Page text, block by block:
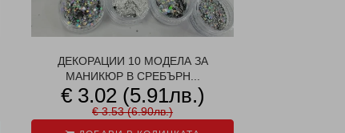
ДЕКОРАЦИИ 10 МОДЕЛА ЗА
МАНИКЮР В СРЕБЪРН...
€ 3.02 (5.91лв.)
€ 3.53 (6.90лв.)